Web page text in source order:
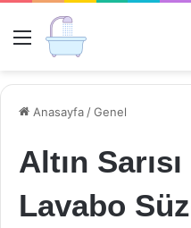
Menü
Anasayfa /Genel
Altın
Lavabo